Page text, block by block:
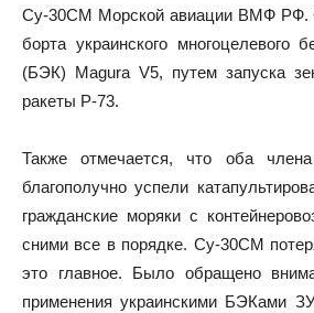
Су-30СМ Морской авиации ВМФ РФ.
борта украинского многоцелевого
(БЭК) Magura V5, путем запуска
ракеты Р-73.
Также отмечается, что оба
благополучно успели
гражданские моряки с
сними все в порядке. Су-30СМ
это главное. Было обращено
применения украинскими БЭКами